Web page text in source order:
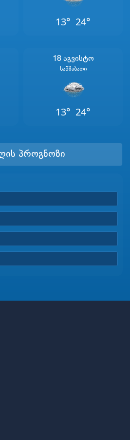
13° 24°
18 Აგვისტო
Სამშაბათი
13° 24°
პროგნოზი